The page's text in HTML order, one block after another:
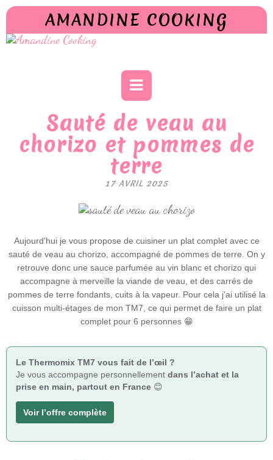
AMANDINE COOKING
Sauté de veau au
chorizo et pommes de
terre
17 AVRIL 2025
Aujourd'hui je vous propose de cuisiner un plat complet avec ce
sauté de veau au chorizo, accompagné de pommes de terre. On y
retrouve donc une sauce parfumée au vin blanc et chorizo qui
accompagne à merveille la viande de veau, et des carrés de
pommes de terre fondants, cuits à la vapeur. Pour cela j'ai utilisé la
cuisson multi-étages de mon TM7, ce qui permet de faire un plat
complet pour 6 personnes 😁
Le Thermomix TM7 vous fait de l’œil ?
Je vous accompagne personnellement dans l’achat et la
prise en main, partout en France 😊
Voir l’offre complète